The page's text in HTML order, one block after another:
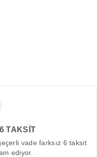
TAKSİT
vade farksız 6 taksit
ediyor.